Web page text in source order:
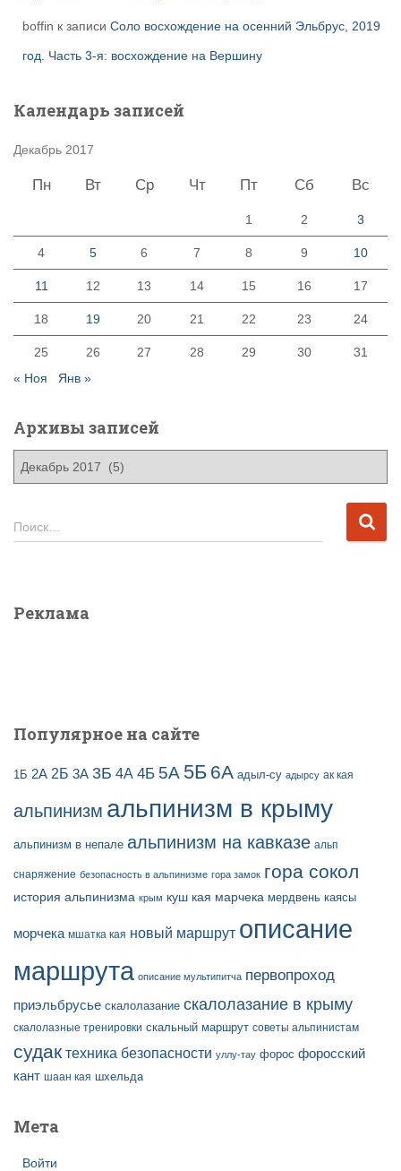
boffin к записи Соло восхождение на осенний Эльбрус, 2019
год. Часть 3-я: восхождение на Вершину
Календарь записей
Декабрь 2017
Пн Вт Ср Чт Пт Сб Вс
1 2 3
4 5 6 7 8 9 10
11 12 13 14 15 16 17
18 19 20 21 22 23 24
25 26 27 28 29 30
31
« Ноя
Янв »
Архивы записей
п
Н
а
:
Поиск…
Реклама
Популярное на сайте
1Б 2А 2Б 3А 3Б 4А 4Б 5А 5Б 6А адыл-су адырсу ак кая
альпинизм альпинизм в крыму
альпинизм в непале альпинизм на кавказе альп
снаряжение безопасность в альпинизме гора замок гора сокол
история альпинизма крым куш кая марчека мердвень каясы
морчека мшатка кая новый маршрут описание
маршрута описание мультипитча первопроход
приэльбрусье скалолазание скалолазание в крыму
скалолазные тренировки скальный маршрут советы альпинистам
судак техника безопасности уллу-тау форос форосский
кант шаан кая шхельда
Мета
Войти